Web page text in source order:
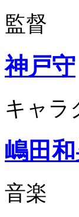
監督
神戸守
キャラ
嶋田
音楽